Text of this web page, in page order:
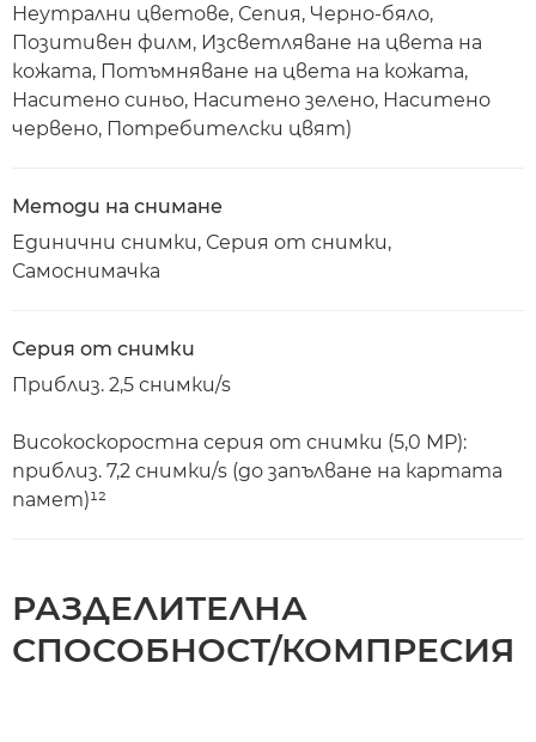
Неутрални цветове, Сепия, Черно-бяло,
Позитивен филм, Изсветляване на цвета на
кожата, Потъмняване на цвета на кожата,
Наситено синьо, Наситено зелено, Наситено
червено, Потребителски цвят)
Методи на снимане
Единични снимки, Серия от снимки,
Самоснимачка
Серия от снимки
Приблиз. 2,5 снимки/s
Високоскоростна серия от снимки (5,0 MP):
приблиз. 7,2 снимки/s (до запълване на картата
памет)¹²
РАЗДЕЛИТЕЛНА
СПОСОБНОСТ/КОМПРЕСИЯ